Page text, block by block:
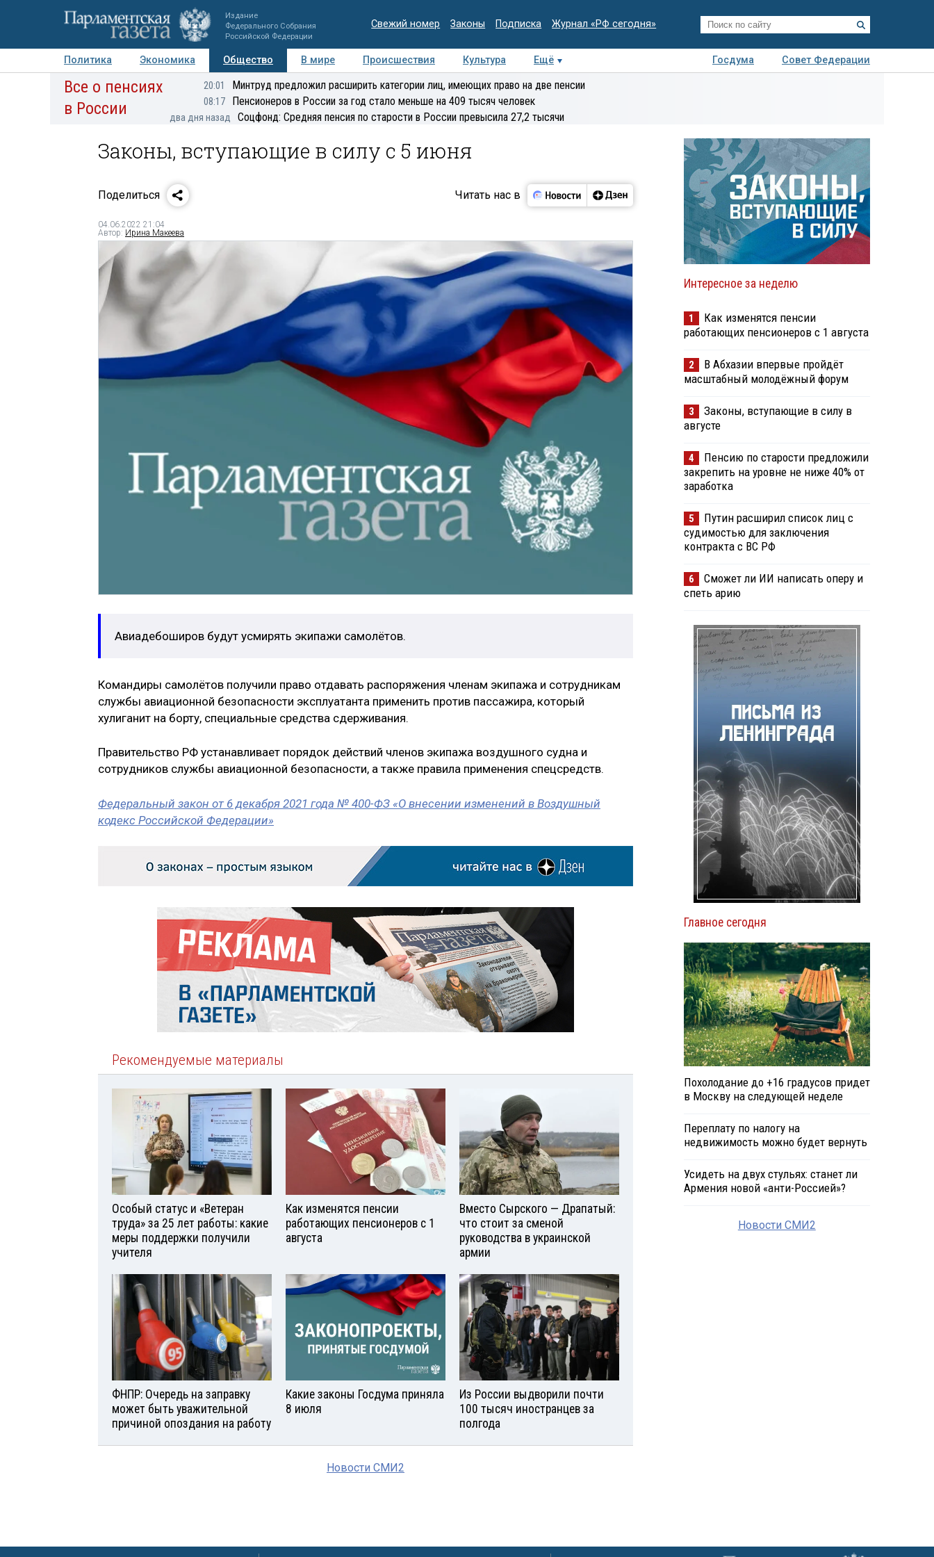
Издание
Федерального Собрания
Российской Федерации
Свежий номер Законы Подписка Журнал «РФ сегодня»
Политика Экономика Общество В мире Происшествия Культура Ещё Госдума
Совет Федерации
Авторы Персоны Мнения Регионы Медиацентр Интервью Колумнисты
Деловая
Все о пенсиях
в России
20:01 Минтруд предложил расширить категории лиц, имеющих право на две пенсии
08:17 Пенсионеров в России за год стало меньше на 409 тысяч человек
два дня назад Соцфонд: Средняя пенсия по старости в России превысила 27,2 тысячи
Законы, вступающие в силу с 5 июня
Поделиться Читать нас в
04.06.2022 21:04
Автор: Ирина Макеева
Авиадебоширов будут усмирять экипажи самолётов.
Командиры самолётов получили право отдавать распоряжения членам экипажа и сотрудникам
службы авиационной безопасности эксплуатанта применить против пассажира, который
хулиганит на борту, специальные средства сдерживания.
Правительство РФ устанавливает порядок действий членов экипажа воздушного судна и
сотрудников службы авиационной безопасности, а также правила применения спецсредств.
Федеральный закон от 6 декабря 2021 года № 400-ФЗ «О внесении изменений в Воздушный
кодекс Российской Федерации»
Рекомендуемые материалы
Особый статус и «Ветеран
труда» за 25 лет работы: какие
меры поддержки получили
учителя
Как изменятся пенсии
работающих пенсионеров с 1
августа
Вместо Сырского — Драпатый:
что стоит за сменой
руководства в украинской
армии
ФНПР: Очередь на заправку
может быть уважительной
причиной опоздания на работу
Какие законы Госдума приняла
8 июля
Из России выдворили почти
100 тысяч иностранцев за
полгода
Новости СМИ2
Интересное за неделю
1
Как изменятся пенсии
работающих пенсионеров с 1 августа
2
В Абхазии впервые пройдёт
масштабный молодёжный форум
3
Законы, вступающие в силу в
августе
4
Пенсию по старости предложили
закрепить на уровне не ниже 40% от
заработка
5
Путин расширил список лиц с
судимостью для заключения
контракта с ВС РФ
6
Сможет ли ИИ написать оперу и
спеть арию
Главное сегодня
Похолодание до +16 градусов придет
в Москву на следующей неделе
Переплату по налогу на
недвижимость можно будет вернуть
Усидеть на двух стульях: станет ли
Армения новой «анти-Россией»?
Новости СМИ2